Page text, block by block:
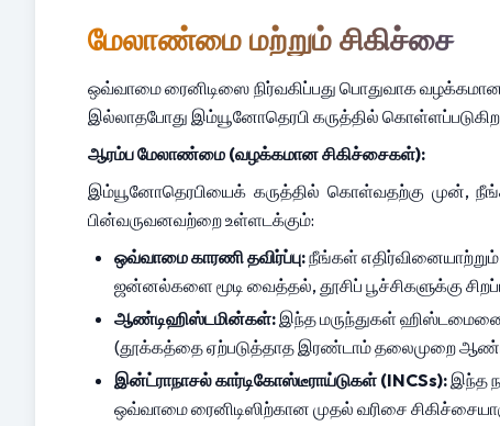
மேலாண்மை மற்றும் சிகிச்சை
ஒவ்வாமை ரைனிடிஸை நிர்வகிப்பது பொதுவாக
இல்லாதபோது இம்யூனோதெரபி கருத்தில்
ஆரம்ப மேலாண்மை (வழக்கமான சிகிச்சைகள்):
இம்யூனோதெரபியைக் கருத்தில் கொள்வதற்கு முன்,
பின்வருவனவற்றை உள்ளடக்கும்:
ஒவ்வாமை காரணி தவிர்ப்பு: நீங்கள்
ஜன்னல்களை மூடி வைத்தல், தூசிப் பூச்சிகளுக்கு
ஆண்டிஹிஸ்டமின்கள்: இந்த மருந்துகள்
(தூக்கத்தை ஏற்படுத்தாத இரண்டாம் தலைமுறை
இன்ட்ராநாசல் கார்டிகோஸ்டீராய்டுகள் (INCSs): இந்த
ஒவ்வாமை ரைனிடிஸிற்கான முதல் வரிசை